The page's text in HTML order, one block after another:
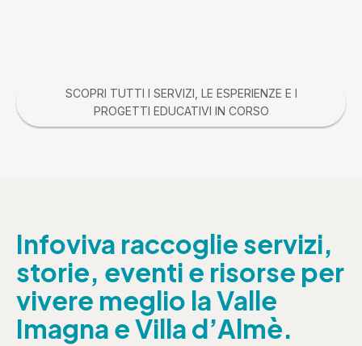
SCOPRI TUTTI I SERVIZI, LE ESPERIENZE E I
PROGETTI EDUCATIVI IN CORSO
Infoviva raccoglie servizi,
storie, eventi e risorse per
vivere meglio la Valle
Imagna e Villa d’Almè.